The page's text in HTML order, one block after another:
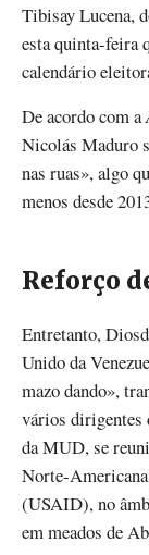
Tibisay Lucena,
esta quinta-feira
calendário
De acordo com a
Nicolás Maduro
nas ruas», algo
menos desde
Reforço
Entretanto,
Unido da
mazo dando»,
vários dirigentes
da MUD, se
Norte-
(USAID), no
em meados de